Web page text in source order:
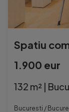
Spatiu
1.900 eur
132 m² |
Bucuresti /